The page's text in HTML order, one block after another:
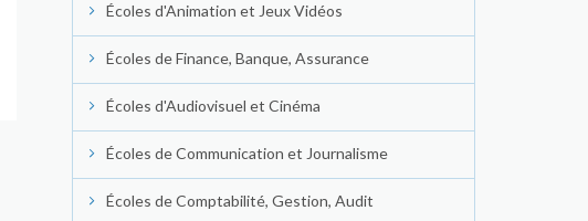
Écoles d'Animation et Jeux Vidéos
Écoles de Finance, Banque, Assurance
Écoles d'Audiovisuel et Cinéma
Écoles de Communication et Journalisme
Écoles de Comptabilité, Gestion, Audit